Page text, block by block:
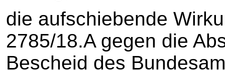
die aufschiebende
2785/18.A gegen die
Bescheid des